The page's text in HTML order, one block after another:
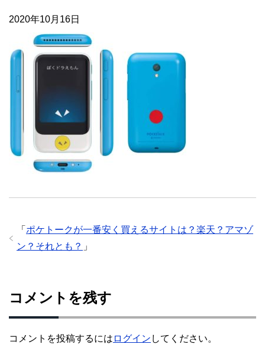
2020年10月16日
「 ポケトークが一番安く買えるサイトは？楽天？アマゾ
ン？それとも？ 」
コメントを残す
コメントを投稿するには ログイン してください。